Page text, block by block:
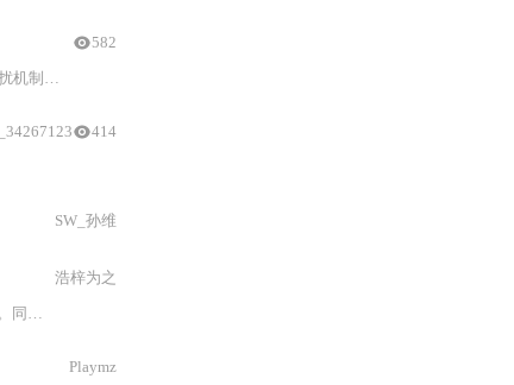
精调
582
感器兼容性
414
SW_孙维
发生。
浩梓为之
Playmz